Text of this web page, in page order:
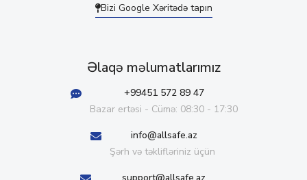
Bizi Google Xəritədə tapın
Əlaqə məlumatlarımız
+99451 572 89 47
Bazar ertəsi - Cümə: 08:30 - 17:30
info@allsafe.az
Şərh və təklifləriniz üçün